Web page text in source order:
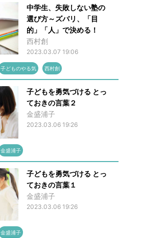
中学生、失敗しない塾の
選び方～ズバリ、「目
的」「人」で決める！
西村創
2023.03.07 19:06
子どものやる気 西村創
子どもを勇気づける とっ
ておきの言葉２
金盛浦子
2023.03.06 19:26
金盛浦子
子どもを勇気づける とっ
ておきの言葉１
金盛浦子
2023.03.06 19:26
金盛浦子